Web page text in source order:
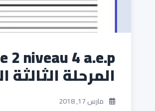
المرحلة
مارس 17, 2018